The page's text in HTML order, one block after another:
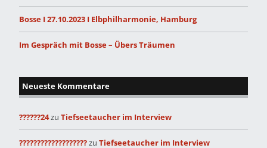
Bosse I 27.10.2023 I Elbphilharmonie, Hamburg
Im Gespräch mit Bosse – Übers Träumen
Neueste Kommentare
??????24zu Tiefseetaucher im Interview
???????????????????zu Tiefseetaucher im Interview